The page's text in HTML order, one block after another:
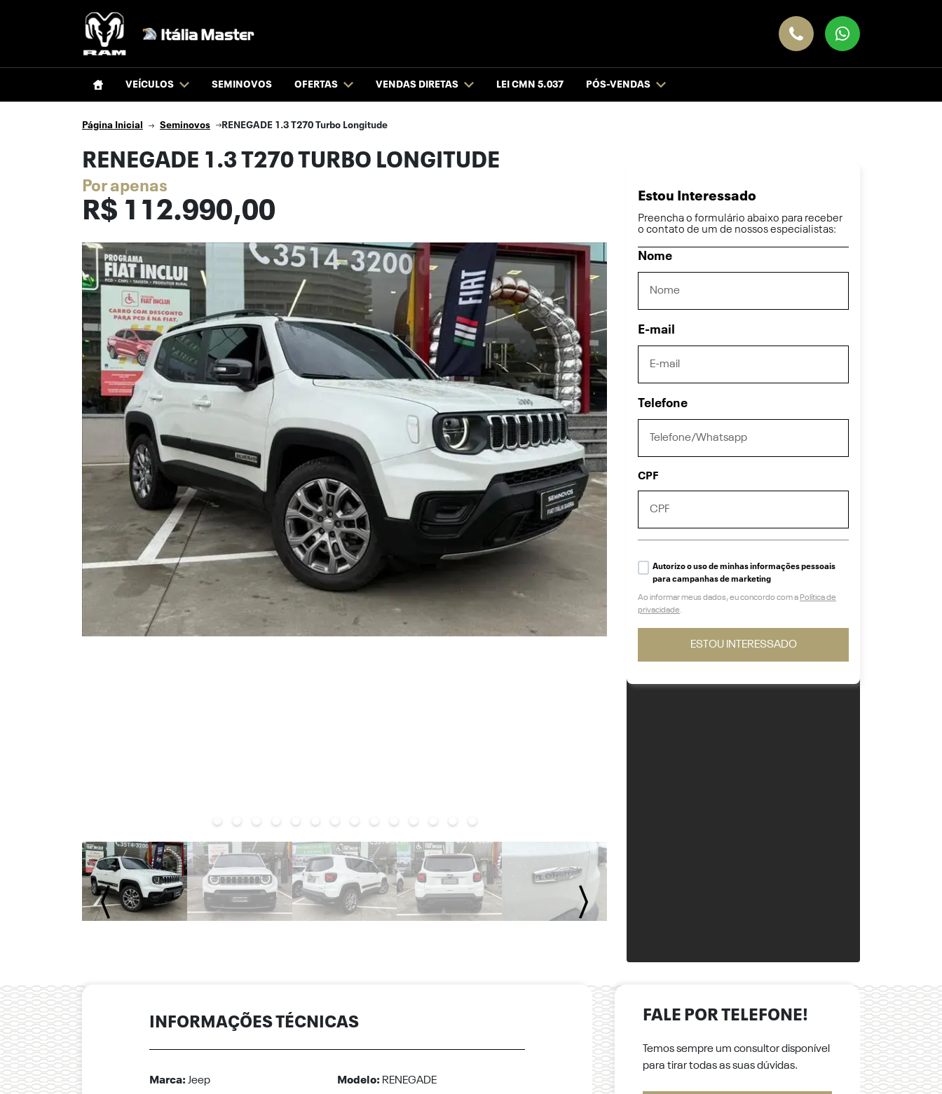
VEÍCULOS SEMINOVOS OFERTAS VENDAS DIRETAS LEI CMN 5.037 PÓS-VENDAS
Página Inicial Seminovos RENEGADE 1.3 T270 Turbo Longitude
RENEGADE 1.3 T270 TURBO LONGITUDE
Por apenas
R$ 112.990,00
Estou Interessado
Preencha o formulário abaixo para receber
o contato de um de nossos especialistas:
Nome
E-mail
Telefone
CPF
Autorizo o uso de minhas informações pessoais
para campanhas de marketing
Ao informar meus dados, eu concordo com a Política de
privacidade.
ESTOU INTERESSADO
INFORMAÇÕES TÉCNICAS
Marca:Jeep Modelo: RENEGADE
FALE POR TELEFONE!
Temos sempre um consultor disponível
para tirar todas as suas dúvidas.